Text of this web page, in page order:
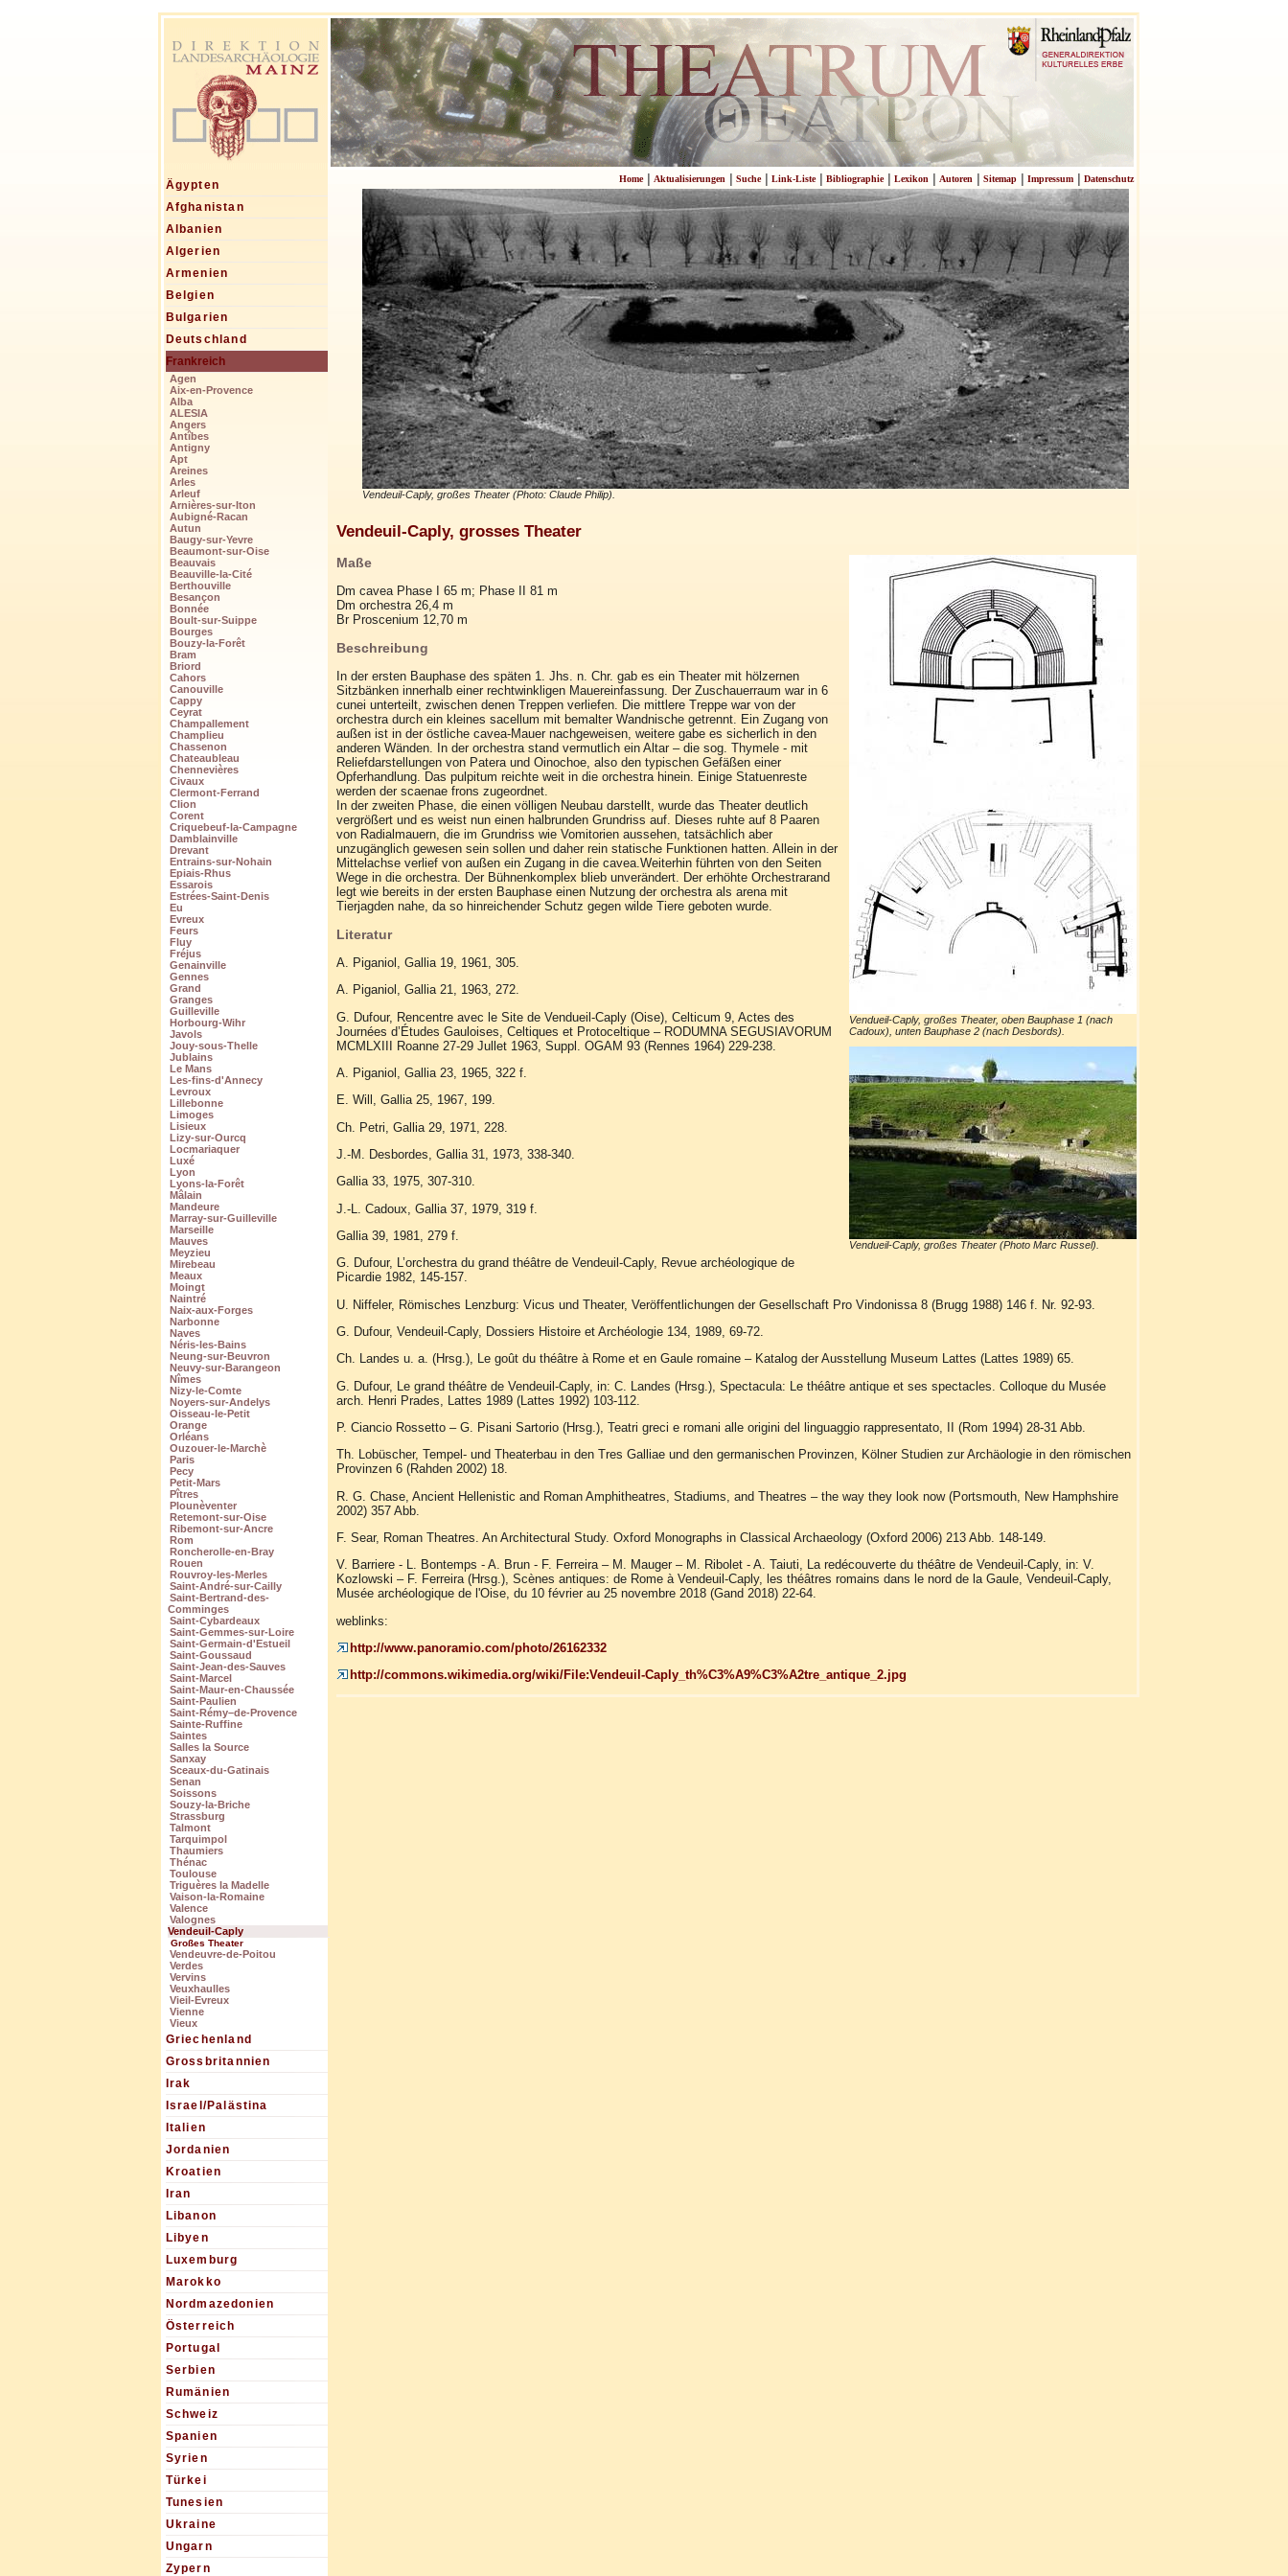
Ägypten
Afghanistan
Albanien
Algerien
Armenien
Belgien
Bulgarien
Deutschland
Frankreich
Agen
Aix-en-Provence
Alba
ALESIA
Angers
Antîbes
Antigny
Apt
Areines
Arles
Arleuf
Arnières-sur-Iton
Aubigné-Racan
Autun
Baugy-sur-Yevre
Beaumont-sur-Oise
Beauvais
Beauville-la-Cité
Berthouville
Besançon
Bonnée
Boult-sur-Suippe
Bourges
Bouzy-la-Forêt
Bram
Briord
Cahors
Canouville
Cappy
Ceyrat
Champallement
Champlieu
Chassenon
Chateaubleau
Chennevières
Civaux
Clermont-Ferrand
Clion
Corent
Criquebeuf-la-Campagne
Damblainville
Drevant
Entrains-sur-Nohain
Epiais-Rhus
Essarois
Estrées-Saint-Denis
Eu
Evreux
Feurs
Fluy
Fréjus
Genainville
Gennes
Grand
Granges
Guilleville
Horbourg-Wihr
Javols
Jouy-sous-Thelle
Jublains
Le Mans
Les-fins-d'Annecy
Levroux
Lillebonne
Limoges
Lisieux
Lizy-sur-Ourcq
Locmariaquer
Luxé
Lyon
Lyons-la-Forêt
Mâlain
Mandeure
Marray-sur-Guilleville
Marseille
Mauves
Meyzieu
Mirebeau
Meaux
Moingt
Naintré
Naix-aux-Forges
Narbonne
Naves
Néris-les-Bains
Neung-sur-Beuvron
Neuvy-sur-Barangeon
Nîmes
Nizy-le-Comte
Noyers-sur-Andelys
Oisseau-le-Petit
Orange
Orléans
Ouzouer-le-Marchè
Paris
Pecy
Petit-Mars
Pîtres
Plounèventer
Retemont-sur-Oise
Ribemont-sur-Ancre
Rom
Roncherolle-en-Bray
Rouen
Rouvroy-les-Merles
Saint-André-sur-Cailly
Saint-Bertrand-des-
Comminges
Saint-Cybardeaux
Saint-Gemmes-sur-Loire
Saint-Germain-d'Estueil
Saint-Goussaud
Saint-Jean-des-Sauves
Saint-Marcel
Saint-Maur-en-Chaussée
Saint-Paulien
Saint-Rémy–de-Provence
Sainte-Ruffine
Saintes
Salles la Source
Sanxay
Sceaux-du-Gatinais
Senan
Soissons
Souzy-la-Briche
Strassburg
Talmont
Tarquimpol
Thaumiers
Thénac
Toulouse
Triguères la Madelle
Vaison-la-Romaine
Valence
Valognes
Vendeuil-Caply
Großes Theater
Vendeuvre-de-Poitou
Verdes
Vervins
Veuxhaulles
Vieil-Evreux
Vienne
Vieux
Griechenland
Grossbritannien
Irak
Israel/Palästina
Italien
Jordanien
Kroatien
Iran
Libanon
Libyen
Luxemburg
Marokko
Nordmazedonien
Österreich
Portugal
Serbien
Rumänien
Schweiz
Spanien
Syrien
Türkei
Tunesien
Ukraine
Ungarn
Zypern
Home| Aktualisierungen| Suche| Link-Liste| Bibliographie| Lexikon| Autoren| Sitemap| Impressum| Datenschutz
Vendeuil-Caply, großes Theater (Photo: Claude Philip).
Vendeuil-Caply, grosses Theater
Vendueil-Caply, großes Theater, oben Bauphase 1 (nach
Cadoux), unten Bauphase 2 (nach Desbords).
Vendueil-Caply, großes Theater (Photo Marc Russel).
Maße
Dm cavea Phase I 65 m; Phase II 81 m
Dm orchestra 26,4 m
Br Proscenium 12,70 m
Beschreibung
In der ersten Bauphase des späten 1. Jhs. n. Chr. gab es ein Theater mit hölzernen
Sitzbänken innerhalb einer rechtwinkligen Mauereinfassung. Der Zuschauerraum war in 6
cunei unterteilt, zwischen denen Treppen verliefen. Die mittlere Treppe war von der
orchestra durch ein kleines sacellum mit bemalter Wandnische getrennt. Ein Zugang von
außen ist in der östliche cavea-Mauer nachgeweisen, weitere gabe es sicherlich in den
anderen Wänden. In der orchestra stand vermutlich ein Altar – die sog. Thymele - mit
Reliefdarstellungen von Patera und Oinochoe, also den typischen Gefäßen einer
Opferhandlung. Das pulpitum reichte weit in die orchestra hinein. Einige Statuenreste
werden der scaenae frons zugeordnet.
In der zweiten Phase, die einen völligen Neubau darstellt, wurde das Theater deutlich
vergrößert und es weist nun einen halbrunden Grundriss auf. Dieses ruhte auf 8 Paaren
von Radialmauern, die im Grundriss wie Vomitorien aussehen, tatsächlich aber
unzugänglich gewesen sein sollen und daher rein statische Funktionen hatten. Allein in der
Mittelachse verlief von außen ein Zugang in die cavea.Weiterhin führten von den Seiten
Wege in die orchestra. Der Bühnenkomplex blieb unverändert. Der erhöhte Orchestrarand
legt wie bereits in der ersten Bauphase einen Nutzung der orchestra als arena mit
Tierjagden nahe, da so hinreichender Schutz gegen wilde Tiere geboten wurde.
Literatur
A. Piganiol, Gallia 19, 1961, 305.
A. Piganiol, Gallia 21, 1963, 272.
G. Dufour, Rencentre avec le Site de Vendueil-Caply (Oise), Celticum 9, Actes des
Journées d’Études Gauloises, Celtiques et Protoceltique – RODUMNA SEGUSIAVORUM
MCMLXIII Roanne 27-29 Jullet 1963, Suppl. OGAM 93 (Rennes 1964) 229-238.
A. Piganiol, Gallia 23, 1965, 322 f.
E. Will, Gallia 25, 1967, 199.
Ch. Petri, Gallia 29, 1971, 228.
J.-M. Desbordes, Gallia 31, 1973, 338-340.
Gallia 33, 1975, 307-310.
J.-L. Cadoux, Gallia 37, 1979, 319 f.
Gallia 39, 1981, 279 f.
G. Dufour, L’orchestra du grand théâtre de Vendeuil-Caply, Revue archéologique de
Picardie 1982, 145-157.
U. Niffeler, Römisches Lenzburg: Vicus und Theater, Veröffentlichungen der Gesellschaft Pro Vindonissa 8 (Brugg 1988) 146 f. Nr. 92-93.
G. Dufour, Vendeuil-Caply, Dossiers Histoire et Archéologie 134, 1989, 69-72.
Ch. Landes u. a. (Hrsg.), Le goût du théâtre à Rome et en Gaule romaine – Katalog der Ausstellung Museum Lattes (Lattes 1989) 65.
G. Dufour, Le grand théâtre de Vendeuil-Caply, in: C. Landes (Hrsg.), Spectacula: Le théâtre antique et ses spectacles. Colloque du Musée
arch. Henri Prades, Lattes 1989 (Lattes 1992) 103-112.
P. Ciancio Rossetto – G. Pisani Sartorio (Hrsg.), Teatri greci e romani alle origini del linguaggio rappresentato, II (Rom 1994) 28-31 Abb.
Th. Lobüscher, Tempel- und Theaterbau in den Tres Galliae und den germanischen Provinzen, Kölner Studien zur Archäologie in den römischen
Provinzen 6 (Rahden 2002) 18.
R. G. Chase, Ancient Hellenistic and Roman Amphitheatres, Stadiums, and Theatres – the way they look now (Portsmouth, New Hamphshire
2002) 357 Abb.
F. Sear, Roman Theatres. An Architectural Study. Oxford Monographs in Classical Archaeology (Oxford 2006) 213 Abb. 148-149.
V. Barriere - L. Bontemps - A. Brun - F. Ferreira – M. Mauger – M. Ribolet - A. Taiuti, La redécouverte du théâtre de Vendeuil-Caply, in: V.
Kozlowski – F. Ferreira (Hrsg.), Scènes antiques: de Rome à Vendeuil-Caply, les théâtres romains dans le nord de la Gaule, Vendeuil-Caply,
Musée archéologique de l'Oise, du 10 février au 25 novembre 2018 (Gand 2018) 22-64.
weblinks:
http://www.panoramio.com/photo/26162332
http://commons.wikimedia.org/wiki/File:Vendeuil-Caply_th%C3%A9%C3%A2tre_antique_2.jpg